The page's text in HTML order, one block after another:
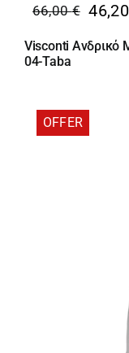
66,00€
Original
price
was:
46,20
Η
τρέχουσα
τιμή
Visconti Ανδρικό
04-Taba
OFFER